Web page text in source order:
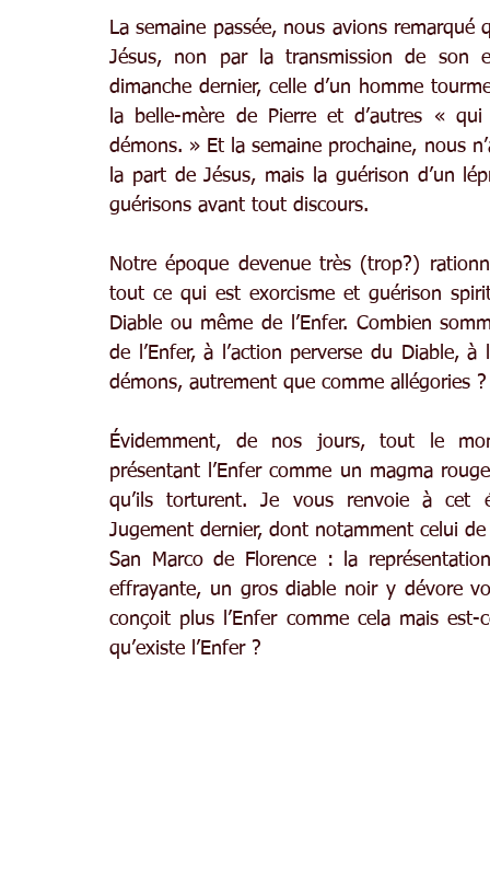
La semaine passée, nous avions remarqué
Jésus, non par la transmission de son
dimanche dernier, celle d’un homme
la belle-mère de Pierre et d’autres «
démons. » Et la semaine prochaine, nous
la part de Jésus, mais la guérison d’un
guérisons avant tout discours.
Notre époque devenue très (trop?)
tout ce qui est exorcisme et guérison
Diable ou même de l’Enfer. Combien
de l’Enfer, à l’action perverse du Diable,
démons, autrement que comme allégories
Évidemment, de nos jours, tout le
présentant l’Enfer comme un magma
qu’ils torturent. Je vous renvoie à cet
Jugement dernier, dont notamment celui
San Marco de Florence : la
effrayante, un gros diable noir y dévore
conçoit plus l’Enfer comme cela mais
qu’existe l’Enfer ?